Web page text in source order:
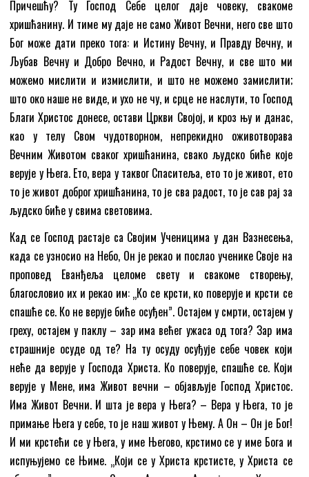
Причешћу? Ту Господ Себе целог даје човеку, свакоме
хришћанину. И тиме му даје не само Живот Вечни, него све што
Бог може дати преко тога: и Истину Вечну, и Правду Вечну, и
Љубав Вечну и Добро Вечно, и Радост Вечну, и све што ми
можемо мислити и измислити, и што не можемо замислити;
што око наше не виде, и ухо не чу, и срце не наслути, то Господ
Благи Христос донесе, остави Цркви Својој, и кроз њу и данас,
као у телу Свом чудотворном, непрекидно оживотворава
Вечним Животом сваког хришћанина, свако људско биће које
верује у Њега. Ето, вера у таквог Спаситеља, ето то је живот, ето
то је живот доброг хришћанина, то је сва радост, то је сав рај за
људско биће у свима световима.
Кад се Господ растаје са Својим Ученицима у дан Вазнесења,
када се узносио на Небо, Он је рекао и послао ученике Своје на
проповед Еванђеља целоме свету и свакоме створењу,
благословио их и рекао им: „Ко се крсти, ко поверује и крсти се
спашће се. Ко не верује биће осуђен”. Остајем у смрти, остајем у
греху, остајем у паклу – зар има већег ужаса од тога? Зар има
страшније осуде од те? На ту осуду осуђује себе човек који
неће да верује у Господа Христа. Ко поверује, спашће се. Који
верује у Мене, има Живот вечни – објављује Господ Христос.
Има Живот Вечни. И шта је вера у Њега? – Вера у Њега, то је
примање Њега у себе, то је наш живот у Њему. А Он – Он је Бог!
И ми крстећи се у Њега, у име Његово, крстимо се у име Бога и
испуњујемо се Њиме. „Који се у Христа крстисте, у Христа се